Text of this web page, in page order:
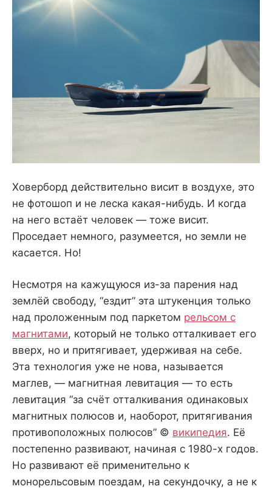
Ховерборд действительно висит в воздухе, это
не фотошоп и не леска какая-нибудь. И когда
на него встаёт человек — тоже висит.
Проседает немного, разумеется, но земли не
касается. Но!
Несмотря на кажущуюся из-за парения над
землёй свободу, “ездит” эта штукенция только
над проложенным под паркетом рельсом с
магнитами, который не только отталкивает его
вверх, но и притягивает, удерживая на себе.
Эта технология уже не нова, называется
маглев, — магнитная левитация — то есть
левитация “за счёт отталкивания одинаковых
магнитных полюсов и, наоборот, притягивания
противоположных полюсов” © википедия. Её
постепенно развивают, начиная с 1980-х годов.
Но развивают её применительно к
монорельсовым поездам, на секундочку, а не к